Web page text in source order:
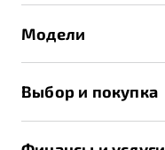
Модели
X70
Выбор и покупка